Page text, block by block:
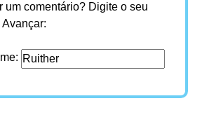
um comentário? Digite o seu